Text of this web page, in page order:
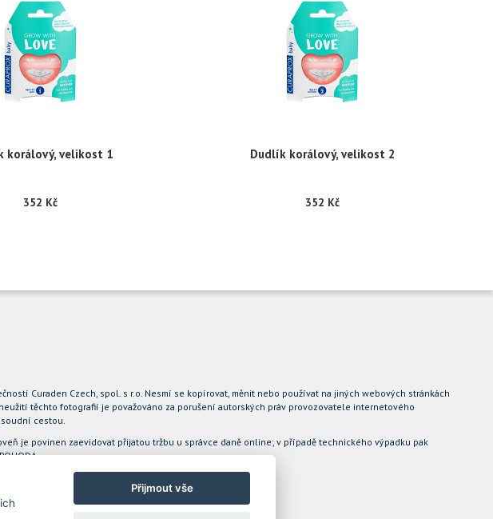
korálový, velikost 1
352 Kč
Dudlík korálový, velikost 2
352 Kč
Curaden Czech, spol. s r.o. Nesmí se kopírovat, měnit nebo používat na jiných webových stránkách
těchto fotografií je považováno za porušení autorských práv provozovatele internetového
soudní cestou.
je povinen zaevidovat přijatou tržbu u správce daně online; v případě technického výpadku pak
Přijmout vše